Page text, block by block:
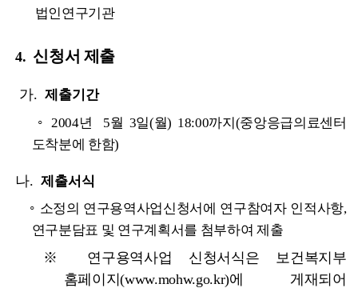
법인연구기관
4. 신청서 제출
가. 제출기간
◦ 2004년 5월 3일(월) 18:00까지(중앙응급의료센터
도착분에 한함)
나. 제출서식
◦ 소정의 연구용역사업신청서에 연구참여자 인적사항,
연구분담표 및 연구계획서를 첨부하여 제출
※ 연구용역사업 신청서식은 보건복지부
홈페이지(www.mohw.go.kr)에 게재되어